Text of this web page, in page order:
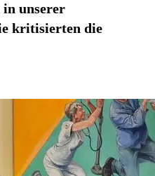
unserer
kritisierten die